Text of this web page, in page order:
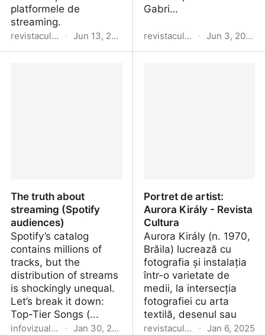
platformele de
streaming.
revistacultura.ro · Jun 13, 2025
Gabri…
revistacultura.ro · Jun 3, 2025
The truth about
streaming (Spotify
audiences)
Spotify’s catalog
contains millions of
tracks, but the
distribution of streams
is shockingly unequal.
Let’s break it down:
Top-Tier Songs (...
infovizualgraf.blogspot.com · Jan 30, 2025
Portret de artist:
Aurora Király - Revista
Cultura
Aurora Király (n. 1970,
Brăila) lucrează cu
fotografia și instalația
într-o varietate de
medii, la intersecția
fotografiei cu arta
textilă, desenul sau
revistacultura.ro · Jan 6, 2025